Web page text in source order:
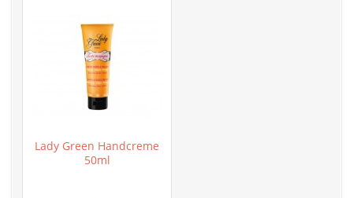
Lady Green Handcreme
50ml